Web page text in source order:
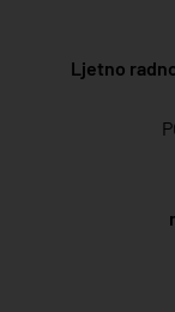
Ljetno